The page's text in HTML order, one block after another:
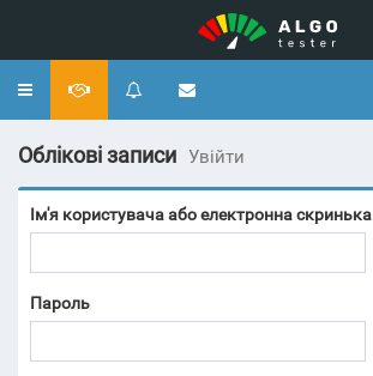
Toggle
Облікові записи Увійти
Ім'я користувача або електронна скринька
Пароль